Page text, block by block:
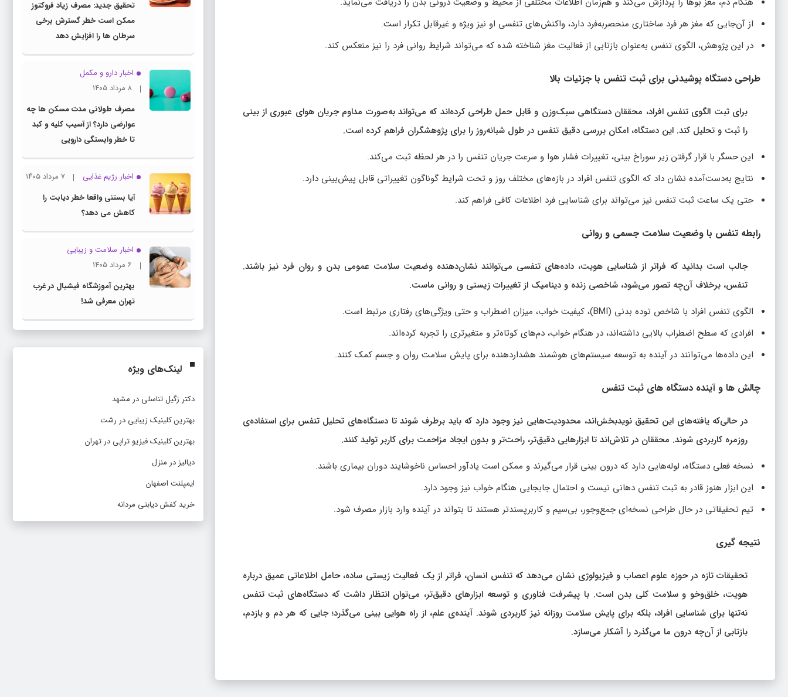
از آن‌جایی که مغز هر فرد ساختاری منحصربه‌فرد دارد، واکنش‌های تنفسی او نیز ویژه و غیرقابل تکرار است.
در این پژوهش، الگوی تنفس به‌عنوان بازتابی از فعالیت مغز شناخته شده که می‌تواند شرایط روانی فرد را نیز منعکس کند.
طراحی دستگاه پوشیدنی برای ثبت تنفس با جزئیات بالا
برای ثبت الگوی تنفس افراد، محققان دستگاهی سبک‌وزن و قابل حمل طراحی کرده‌اند که می‌تواند به‌صورت مداوم جریان هوای عبوری از بینی
را ثبت و تحلیل کند. این دستگاه، امکان بررسی دقیق تنفس در طول شبانه‌روز را برای پژوهشگران فراهم کرده است.
این حسگر با قرار گرفتن زیر سوراخ بینی، تغییرات فشار هوا و سرعت جریان تنفس را در هر لحظه ثبت می‌کند.
نتایج به‌دست‌آمده نشان داد که الگوی تنفس افراد در بازه‌های مختلف روز و تحت شرایط گوناگون تغییراتی قابل پیش‌بینی دارد.
حتی یک ساعت ثبت تنفس نیز می‌تواند برای شناسایی فرد اطلاعات کافی فراهم کند.
رابطه تنفس با وضعیت سلامت جسمی و روانی
جالب است بدانید که فراتر از شناسایی هویت، داده‌های تنفسی می‌توانند نشان‌دهنده وضعیت سلامت عمومی بدن و روان فرد نیز باشند.
تنفس، برخلاف آن‌چه تصور می‌شود، شاخصی زنده و دینامیک از تغییرات زیستی و روانی ماست.
الگوی تنفس افراد با شاخص توده بدنی (BMI)، کیفیت خواب، میزان اضطراب و حتی ویژگی‌های رفتاری مرتبط است.
افرادی که سطح اضطراب بالایی داشته‌اند، در هنگام خواب، دم‌های کوتاه‌تر و متغیرتری را تجربه کرده‌اند.
این داده‌ها می‌توانند در آینده به توسعه سیستم‌های هوشمند هشداردهنده برای پایش سلامت روان و جسم کمک کنند.
چالش‌ ها و آینده‌ دستگاه‌ های ثبت تنفس
در حالی‌که یافته‌های این تحقیق نویدبخش‌اند، محدودیت‌هایی نیز وجود دارد که باید برطرف شوند تا دستگاه‌های تحلیل تنفس برای استفاده‌ی
روزمره کاربردی شوند. محققان در تلاش‌اند تا ابزارهایی دقیق‌تر، راحت‌تر و بدون ایجاد مزاحمت برای کاربر تولید کنند.
نسخه فعلی دستگاه، لوله‌هایی دارد که درون بینی قرار می‌گیرند و ممکن است یادآور احساس ناخوشایند دوران بیماری باشند.
این ابزار هنوز قادر به ثبت تنفس دهانی نیست و احتمال جابجایی هنگام خواب نیز وجود دارد.
تیم تحقیقاتی در حال طراحی نسخه‌ای جمع‌وجور، بی‌سیم و کاربرپسندتر هستند تا بتواند در آینده وارد بازار مصرف شود.
نتیجه‌ گیری
تحقیقات تازه در حوزه علوم اعصاب و فیزیولوژی نشان می‌دهد که تنفس انسان، فراتر از یک فعالیت زیستی ساده، حامل اطلاعاتی عمیق درباره
هویت، خلق‌وخو و سلامت کلی بدن است. با پیشرفت فناوری و توسعه ابزارهای دقیق‌تر، می‌توان انتظار داشت که دستگاه‌های ثبت تنفس
نه‌تنها برای شناسایی افراد، بلکه برای پایش سلامت روزانه نیز کاربردی شوند. آینده‌ی علم، از راه هوایی بینی می‌گذرد؛ جایی که هر دم و بازدم،
بازتابی از آن‌چه درون ما می‌گذرد را آشکار می‌سازد.
تحقیق جدید: مصرف زیاد فروکتوز
ممکن است خطر گسترش برخی
سرطان ها را افزایش دهد
اخبار دارو و مکمل
۸ مرداد ۱۴۰۵
مصرف طولانی مدت مسکن ها چه
عوارضی دارد؟ از آسیب کلیه و کبد
تا خطر وابستگی دارویی
اخبار رژیم غذایی
۷ مرداد ۱۴۰۵
آیا بستنی واقعا خطر دیابت را
کاهش می دهد؟
اخبار سلامت و زیبایی
۶ مرداد ۱۴۰۵
بهترین آموزشگاه فیشیال در غرب
تهران معرفی شد!
لینک‌های ویژه
دکتر زگیل تناسلی در مشهد
بهترین کلینیک زیبایی در رشت
بهترین کلینیک فیزیو تراپی در تهران
دیالیز در منزل
ایمپلنت اصفهان
خرید کفش دیابتی مردانه